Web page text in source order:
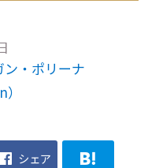
ン・ポリーナ
シェア